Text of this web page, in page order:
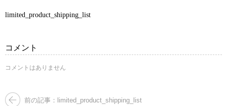
limited_product_shipping_list
コメント
コメントはありません
前の記事：limited_product_shipping_list